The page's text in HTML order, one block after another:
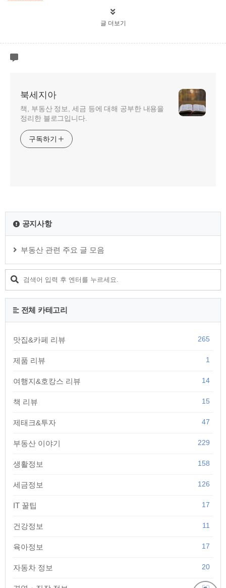
글 더보기
북세지아
책, 부동산 정보, 세금 등에 대해 공부한 내용을
정리한 블로그입니다.
구독하기
공지사항
부동산 관련 주요 글 모음
전체 카테고리
맛집&카페 리뷰 265
제품 리뷰 1
여행지&호캉스 리뷰 14
책 리뷰 15
제태크&투자 47
부동산 이야기 229
생활정보 158
세금정보 126
IT 꿀팁 17
건강정보 11
육아정보 17
자동차 정보 20